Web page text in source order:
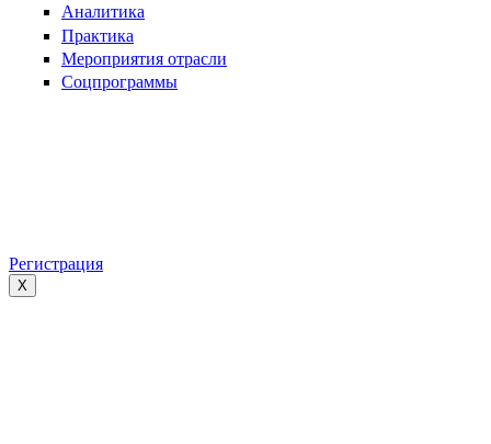
Аналитика
Практика
Мероприятия отрасли
Соцпрограммы
Регистрация
X